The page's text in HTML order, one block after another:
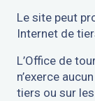
Le site peut
Internet de
L’Office de
n’exerce
tiers ou sur